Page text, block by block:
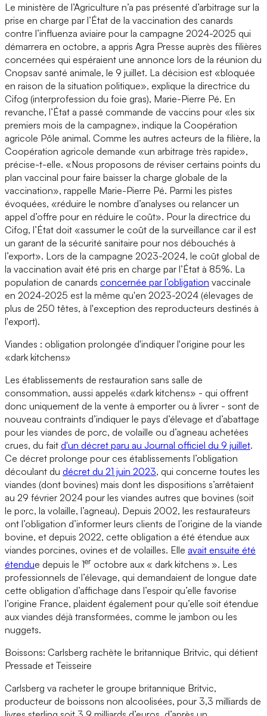
Le ministère de l’Agriculture n’a pas présenté d’arbitrage sur la
prise en charge par l’État de la vaccination des canards
contre l’influenza aviaire pour la campagne 2024-2025 qui
démarrera en octobre, a appris Agra Presse auprès des filières
concernées qui espéraient une annonce lors de la réunion du
Cnopsav santé animale, le 9 juillet. La décision est «bloquée
en raison de la situation politique», explique la directrice du
Cifog (interprofession du foie gras), Marie-Pierre Pé. En
revanche, l’État a passé commande de vaccins pour «les six
premiers mois de la campagne», indique la Coopération
agricole Pôle animal. Comme les autres acteurs de la filière, la
Coopération agricole demande «un arbitrage très rapide»,
précise-t-elle. «Nous proposons de réviser certains points du
plan vaccinal pour faire baisser la charge globale de la
vaccination», rappelle Marie-Pierre Pé. Parmi les pistes
évoquées, «réduire le nombre d’analyses ou relancer un
appel d’offre pour en réduire le coût». Pour la directrice du
Cifog, l’État doit «assumer le coût de la surveillance car il est
un garant de la sécurité sanitaire pour nos débouchés à
l’export». Lors de la campagne 2023-2024, le coût global de
la vaccination avait été pris en charge par l’État à 85%. La
population de canards concernée par l’obligation vaccinale
en 2024-2025 est la même qu'en 2023-2024 (élevages de
plus de 250 têtes, à l'exception des reproducteurs destinés à
l'export).
Viandes : obligation prolongée d'indiquer l'origine pour les
«dark kitchens»
Les établissements de restauration sans salle de
consommation, aussi appelés «dark kitchens» - qui offrent
donc uniquement de la vente à emporter ou à livrer - sont de
nouveau contraints d’indiquer le pays d’élevage et d’abattage
pour les viandes de porc, de volaille ou d’agneau achetées
crues, du fait d'un décret paru au Journal officiel du 9 juillet.
Ce décret prolonge pour ces établissements l’obligation
découlant du décret du 21 juin 2023, qui concerne toutes les
viandes (dont bovines) mais dont les dispositions s’arrêtaient
au 29 février 2024 pour les viandes autres que bovines (soit
le porc, la volaille, l’agneau). Depuis 2002, les restaurateurs
ont l’obligation d’informer leurs clients de l’origine de la viande
bovine, et depuis 2022, cette obligation a été étendue aux
viandes porcines, ovines et de volailles. Elle avait ensuite été
étendue depuis le 1er octobre aux « dark kitchens ». Les
professionnels de l’élevage, qui demandaient de longue date
cette obligation d’affichage dans l’espoir qu’elle favorise
l’origine France, plaident également pour qu’elle soit étendue
aux viandes déjà transformées, comme le jambon ou les
nuggets.
Boissons: Carlsberg rachète le britannique Britvic, qui détient
Pressade et Teisseire
Carlsberg va racheter le groupe britannique Britvic,
producteur de boissons non alcoolisées, pour 3,3 milliards de